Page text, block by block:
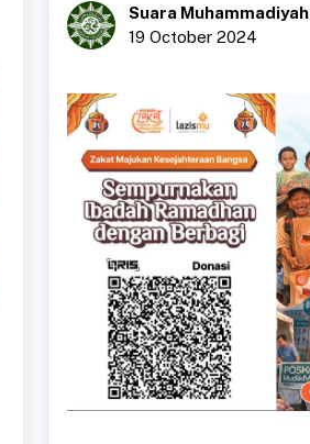
Suara Muhammadiyah
19 October 2024